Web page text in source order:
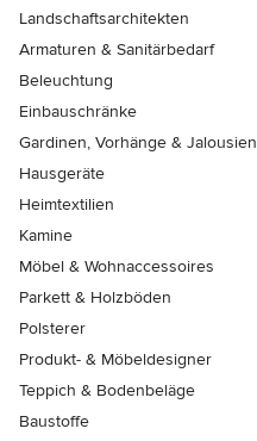
Landschaftsarchitekten
Armaturen & Sanitärbedarf
Beleuchtung
Einbauschränke
Gardinen, Vorhänge & Jalousien
Hausgeräte
Heimtextilien
Kamine
Möbel & Wohnaccessoires
Parkett & Holzböden
Polsterer
Produkt- & Möbeldesigner
Teppich & Bodenbeläge
Baustoffe